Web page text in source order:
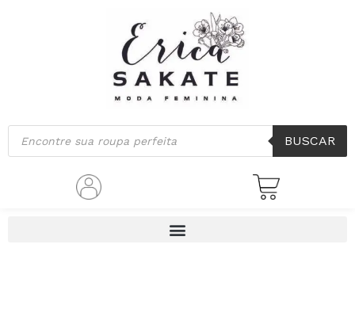
Pesquisar
produtos
BUSCAR
por
mais
recente